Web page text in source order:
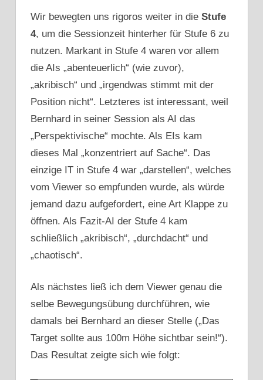
Wir bewegten uns rigoros weiter in die Stufe
4, um die Sessionzeit hinterher für Stufe 6 zu
nutzen. Markant in Stufe 4 waren vor allem
die AIs „abenteuerlich“ (wie zuvor),
„akribisch“ und „irgendwas stimmt mit der
Position nicht“. Letzteres ist interessant, weil
Bernhard in seiner Session als AI das
„Perspektivische“ mochte. Als EIs kam
dieses Mal „konzentriert auf Sache“. Das
einzige IT in Stufe 4 war „darstellen“, welches
vom Viewer so empfunden wurde, als würde
jemand dazu aufgefordert, eine Art Klappe zu
öffnen. Als Fazit-AI der Stufe 4 kam
schließlich „akribisch“, „durchdacht“ und
„chaotisch“.
Als nächstes ließ ich dem Viewer genau die
selbe Bewegungsübung durchführen, wie
damals bei Bernhard an dieser Stelle („Das
Target sollte aus 100m Höhe sichtbar sein!“).
Das Resultat zeigte sich wie folgt: